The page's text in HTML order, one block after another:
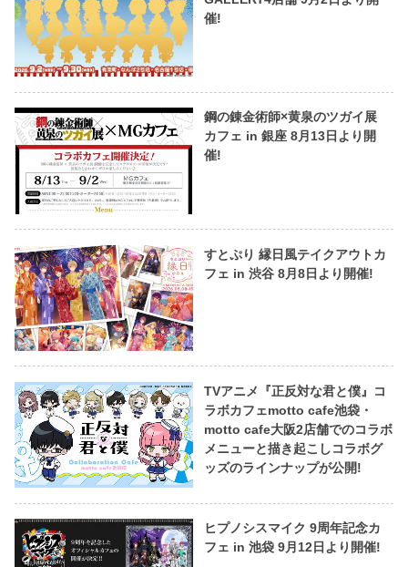
催!
鋼の錬金術師×黄泉のツガイ展
カフェ in 銀座 8月13日より開
催!
すとぷり 縁日風テイクアウトカ
フェ in 渋谷 8月8日より開催!
TVアニメ『正反対な君と僕』コ
ラボカフェmotto cafe池袋・
motto cafe大阪2店舗でのコラボ
メニューと描き起こしコラボグ
ッズのラインナップが公開!
ヒプノシスマイク 9周年記念カ
フェ in 池袋 9月12日より開催!